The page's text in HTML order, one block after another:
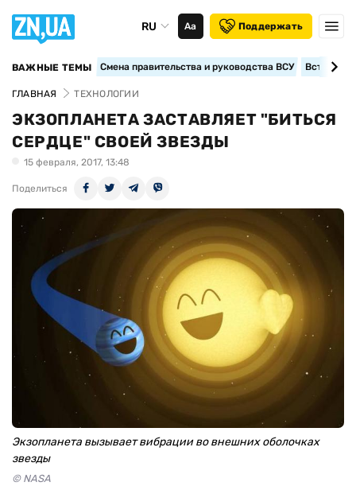
RU Аа Поддержать
ВАЖНЫЕ ТЕМЫ Смена правительства и руководства ВСУ
ГЛАВНАЯ ТЕХНОЛОГИИ
ЭКЗОПЛАНЕТА ЗАСТАВЛЯЕТ "БИТЬСЯ
СЕРДЦЕ" СВОЕЙ ЗВЕЗДЫ
15 февраля, 2017, 13:48
Поделиться
Экзопланета вызывает вибрации во внешних оболочках
звезды
© NASA